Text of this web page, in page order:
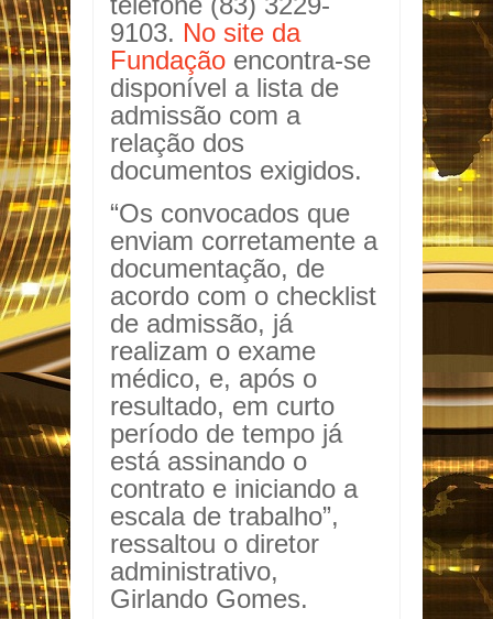
9103. No site da
Fundação encontra-se
disponível a lista de
admissão com a
relação dos
documentos exigidos.
“Os convocados que
enviam corretamente a
documentação, de
acordo com o checklist
de admissão, já
realizam o exame
médico, e, após o
resultado, em curto
período de tempo já
está assinando o
contrato e iniciando a
escala de trabalho”,
ressaltou o diretor
administrativo,
Girlando Gomes.